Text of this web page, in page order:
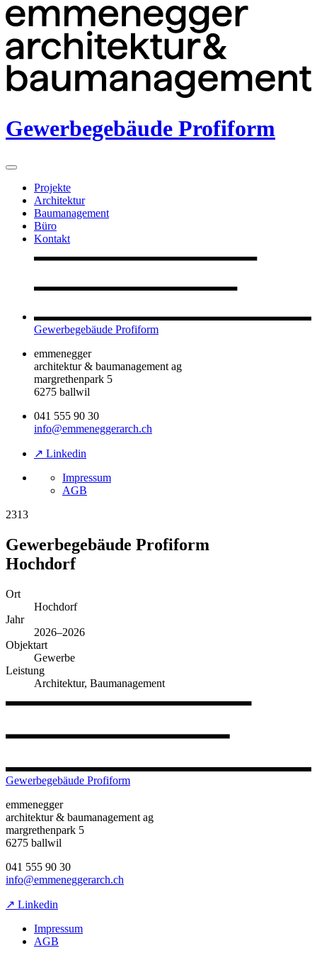
Gewerbegebäude Profiform
Projekte
Architektur
Baumanagement
Büro
Kontakt
Gewerbegebäude Profiform
emmenegger
architektur & baumanagement ag
margrethenpark 5
6275 ballwil
041 555 90 30
info@emmeneggerarch.ch
↗ Linkedin
Impressum
AGB
2313
Gewerbegebäude Profiform
Hochdorf
Ort
Hochdorf
Jahr
2026–2026
Objektart
Gewerbe
Leistung
Architektur, Baumanagement
Gewerbegebäude Profiform
emmenegger
architektur & baumanagement ag
margrethenpark 5
6275 ballwil
041 555 90 30
info@emmeneggerarch.ch
↗ Linkedin
Impressum
AGB